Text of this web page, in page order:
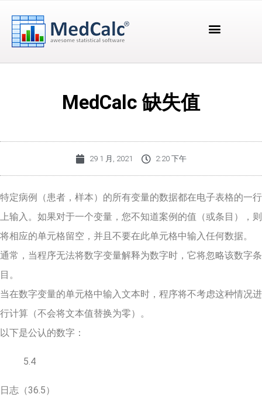
MedCalc 缺失值
29 1 月, 2021 2:20 下午
特定病例（患者，样本）的所有变量的数据都在电子表格的一行
上输入。如果对于一个变量，您不知道案例的值（或条目），则
将相应的单元格留空，并且不要在此单元格中输入任何数据。
通常，当程序无法将数字变量解释为数字时，它将忽略该数字条
目。
当在数字变量的单元格中输入文本时，程序将不考虑这种情况进
行计算（不会将文本值替换为零）。
以下是公认的数字：
5.4
日志（36.5）